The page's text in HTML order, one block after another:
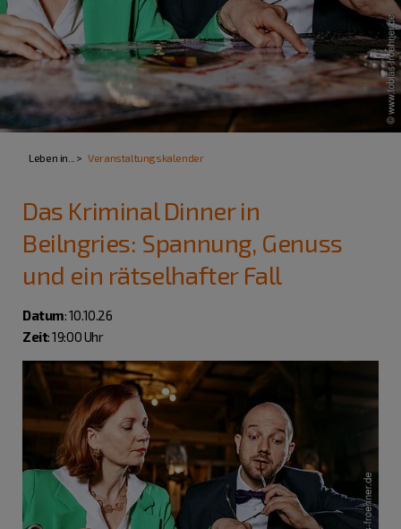
Leben in... Veranstaltungskalender
Das Kriminal Dinner in
Beilngries: Spannung, Genuss
und ein rätselhafter Fall
Datum: 10.10.26
Zeit: 19:00 Uhr